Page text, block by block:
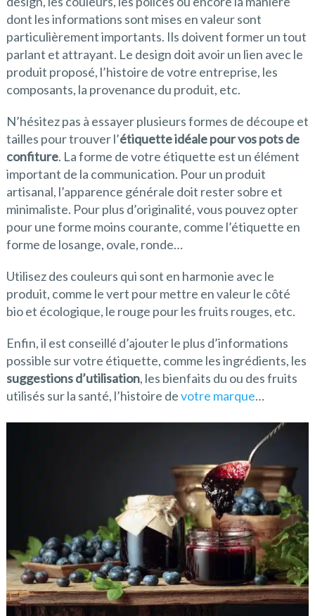
dont les informations sont mises en valeur sont
particulièrement importants. Ils doivent former un tout
parlant et attrayant. Le design doit avoir un lien avec le
produit proposé, l’histoire de votre entreprise, les
composants, la provenance du produit, etc.
N’hésitez pas à essayer plusieurs formes de découpe et
tailles pour trouver l’étiquette idéale pour vos pots de
confiture. La forme de votre étiquette est un élément
important de la communication. Pour un produit
artisanal, l’apparence générale doit rester sobre et
minimaliste. Pour plus d’originalité, vous pouvez opter
pour une forme moins courante, comme l’étiquette en
forme de losange, ovale, ronde…
Utilisez des couleurs qui sont en harmonie avec le
produit, comme le vert pour mettre en valeur le côté
bio et écologique, le rouge pour les fruits rouges, etc.
Enfin, il est conseillé d’ajouter le plus d’informations
possible sur votre étiquette, comme les ingrédients, les
suggestions d’utilisation, les bienfaits du ou des fruits
utilisés sur la santé, l’histoire devotre marque…